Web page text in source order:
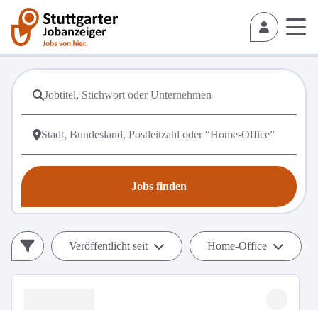
Jobs finden
Veröffentlicht seit Home-Office